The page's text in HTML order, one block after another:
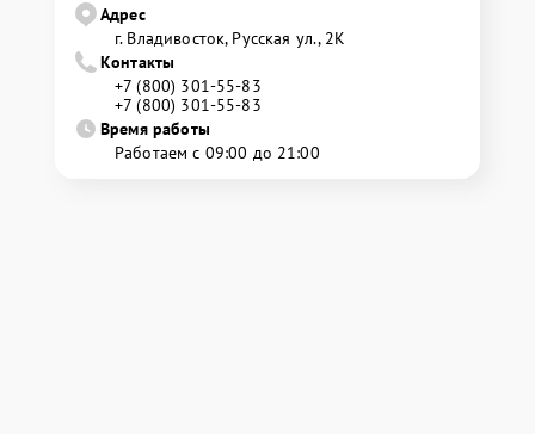
Адрес
г. Владивосток, Русская ул., 2К
Контакты
+7 (800) 301-55-83
+7 (800) 301-55-83
Время работы
Работаем с 09:00 до 21:00